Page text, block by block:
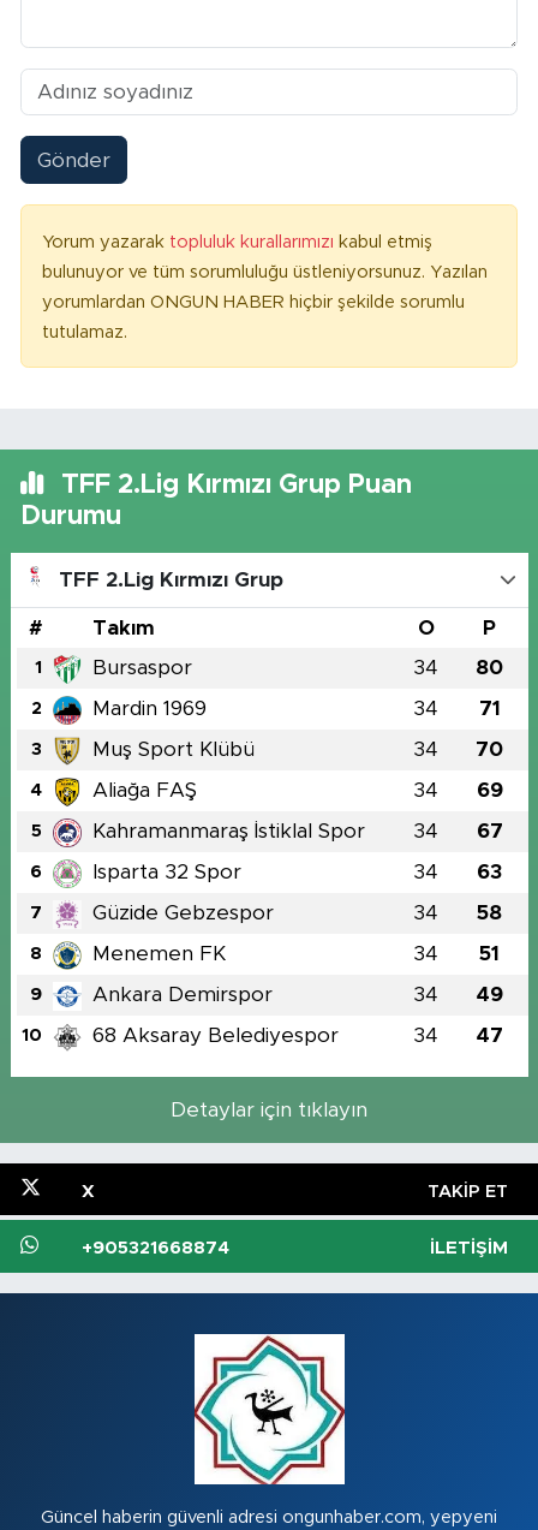
Gönder
Yorum yazarak topluluk kurallarımızı kabul etmiş
bulunuyor ve tüm sorumluluğu üstleniyorsunuz. Yazılan
yorumlardan ONGUN HABER hiçbir şekilde sorumlu
tutulamaz.
TFF 2.Lig Kırmızı Grup Puan
Durumu
TFF 2.Lig Kırmızı Grup
# Takım O P
1 Bursaspor 34 80
2 Mardin 1969 34 71
3 Muş Sport Klübü 34 70
4 Aliağa FAŞ 34 69
5 Kahramanmaraş İstiklal Spor 34 67
6 Isparta 32 Spor 34 63
7 Güzide Gebzespor 34 58
8 Menemen FK 34 51
9 Ankara Demirspor 34 49
10 68 Aksaray Belediyespor 34 47
Detaylar için tıklayın
X TAKIP ET
+905321668874 İLETIŞIM
Güncel haberin güvenli adresi ongunhaber.com, yepyeni